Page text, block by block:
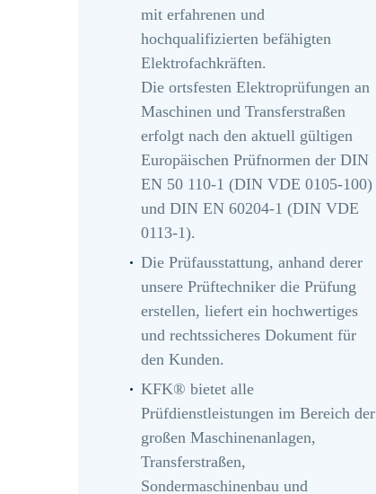
mit erfahrenen und
hochqualifizierten befähigten
Elektrofachkräften.
Die ortsfesten Elektroprüfungen an
Maschinen und Transferstraßen
erfolgt nach den aktuell gültigen
Europäischen Prüfnormen der DIN
EN 50 110-1 (DIN VDE 0105-100)
und DIN EN 60204-1 (DIN VDE
0113-1).
Die Prüfausstattung, anhand derer
unsere Prüftechniker die Prüfung
erstellen, liefert ein hochwertiges
und rechtssicheres Dokument für
den Kunden.
KFK® bietet alle
Prüfdienstleistungen im Bereich der
großen Maschinenanlagen,
Transferstraßen,
Sondermaschinenbau und